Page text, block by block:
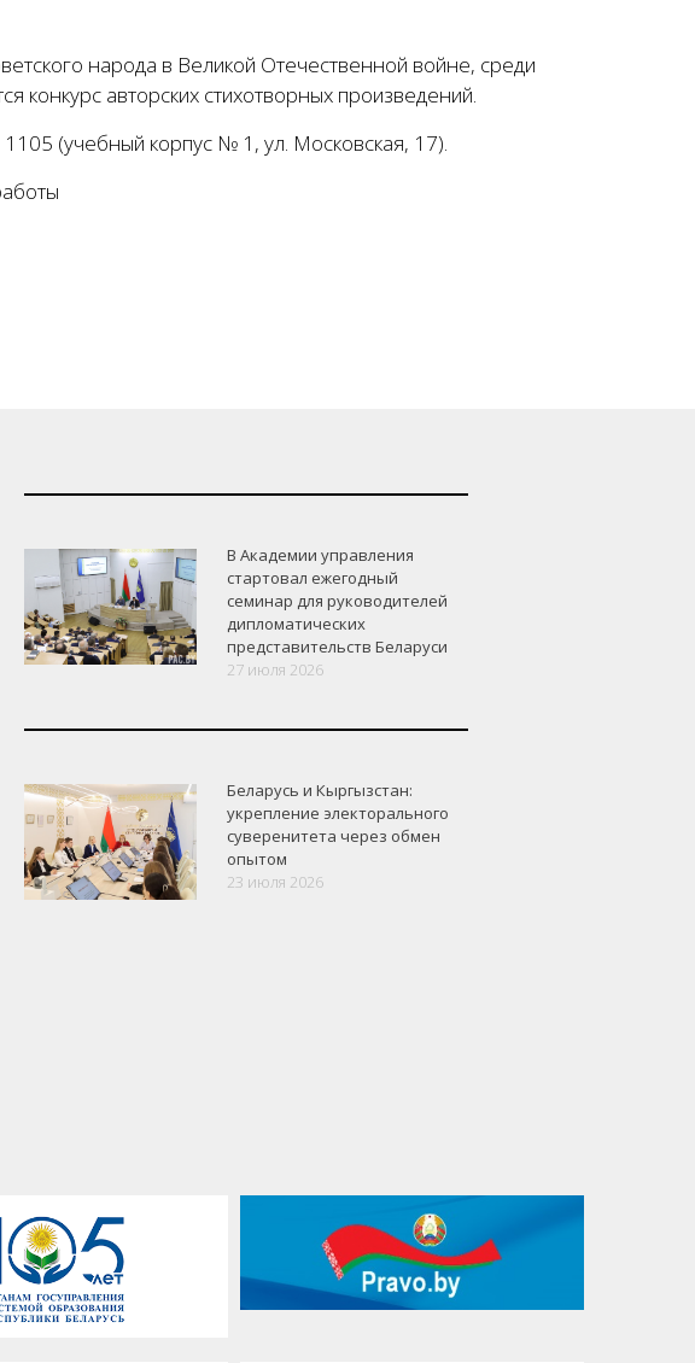
народа в Великой Отечественной войне, среди
конкурс авторских стихотворных произведений.
(учебный корпус № 1, ул. Московская, 17).
В Академии управления
стартовал ежегодный
семинар для руководителей
дипломатических
представительств Беларуси
27 июля 2026
Беларусь и Кыргызстан:
укрепление электорального
суверенитета через обмен
опытом
23 июля 2026